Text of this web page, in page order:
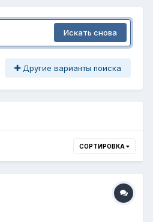
Искать снова
Другие варианты поиска
СОРТИРОВКА